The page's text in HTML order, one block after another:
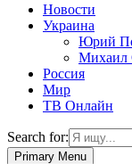
Новости
Украина
Юрий
Михаил
Россия
Мир
ТВ Онлайн
Search for:
Primary Menu